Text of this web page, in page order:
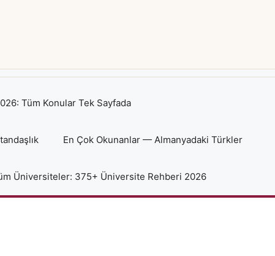
Tüm Konular Tek Sayfada
En Çok Okunanlar — Almanyadaki Türkler
Üniversiteler: 375+ Üniversite Rehberi 2026